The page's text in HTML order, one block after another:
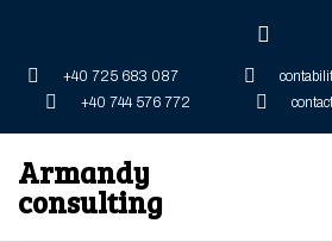
+40 725 683 087
+40 744 576 772
Armandy
consulting